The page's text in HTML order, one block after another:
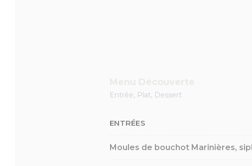
Entrée, Plat, Dessert
ENTRÉES
Moules de bouchot Marinières,